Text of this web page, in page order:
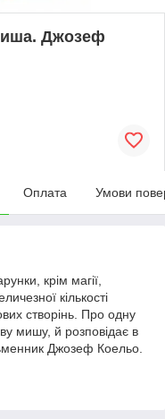
Джозеф
Оплата Умови
крім магії,
кількості
створінь. Про одну
мишу, й розповідає в
Джозеф Коельо.